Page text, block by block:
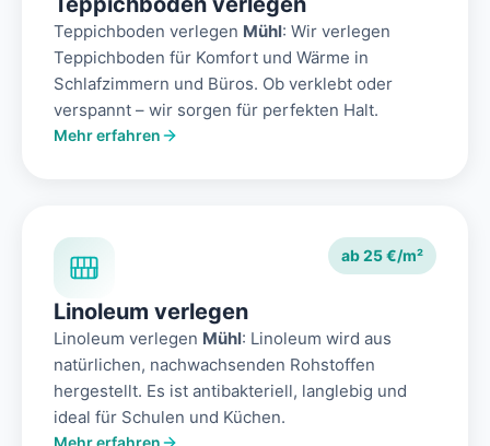
Teppichboden verlegen Mühl: Wir verlegen
Teppichboden für Komfort und Wärme in
Schlafzimmern und Büros. Ob verklebt oder
verspannt – wir sorgen für perfekten Halt.
Mehr erfahren
ab 25 €/m²
Linoleum verlegen
Linoleum verlegen Mühl: Linoleum wird aus
natürlichen, nachwachsenden Rohstoffen
hergestellt. Es ist antibakteriell, langlebig und
ideal für Schulen und Küchen.